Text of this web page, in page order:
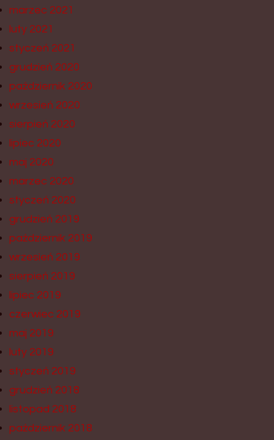
marzec 2021
luty 2021
styczeń 2021
grudzień 2020
październik 2020
wrzesień 2020
sierpień 2020
lipiec 2020
maj 2020
marzec 2020
styczeń 2020
grudzień 2019
październik 2019
wrzesień 2019
sierpień 2019
lipiec 2019
czerwiec 2019
maj 2019
luty 2019
styczeń 2019
grudzień 2018
listopad 2018
październik 2018